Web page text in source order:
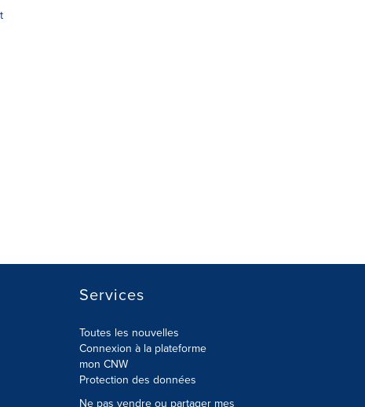
Services
Toutes les nouvelles
Connexion à la plateforme
mon CNW
Protection des données
Ne pas vendre ou partager mes